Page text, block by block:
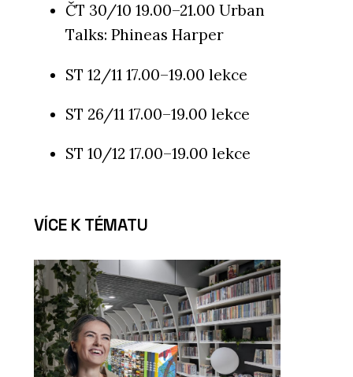
ČT 30/10 19.00–21.00 Urban
Talks: Phineas Harper
ST 12/11 17.00–19.00 lekce
ST 26/11 17.00–19.00 lekce
ST 10/12 17.00–19.00 lekce
VÍCE K TÉMATU